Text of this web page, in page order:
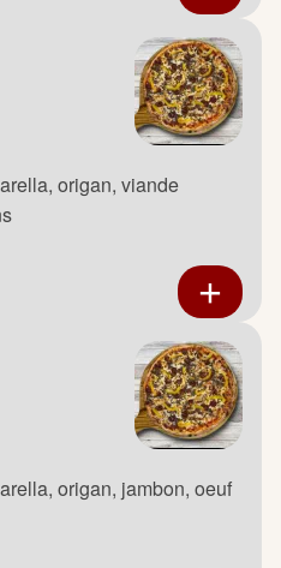
origan, viande
origan, jambon, oeuf